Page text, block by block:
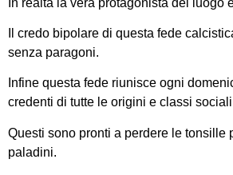
Il credo bipolare di questa fede
senza paragoni.
Infine questa fede riunisce ogni
credenti di tutte le origini e classi
Questi sono pronti a perdere le tonsille
paladini.